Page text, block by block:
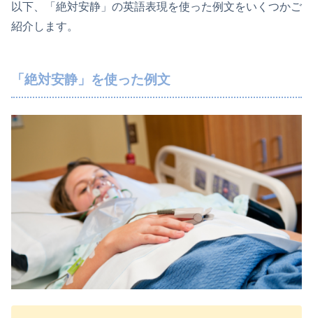
以下、「絶対安静」の英語表現を使った例文をいくつかご
紹介します。
「絶対安静」を使った例文